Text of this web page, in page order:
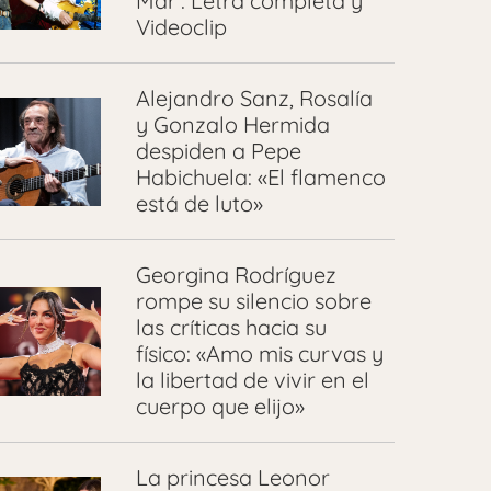
Videoclip
Alejandro Sanz, Rosalía
y Gonzalo Hermida
despiden a Pepe
Habichuela: «El flamenco
está de luto»
Georgina Rodríguez
rompe su silencio sobre
las críticas hacia su
físico: «Amo mis curvas y
la libertad de vivir en el
cuerpo que elijo»
La princesa Leonor